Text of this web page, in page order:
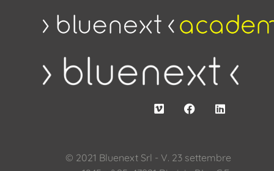
© 2021 Bluenext Srl - V. 23 settembre